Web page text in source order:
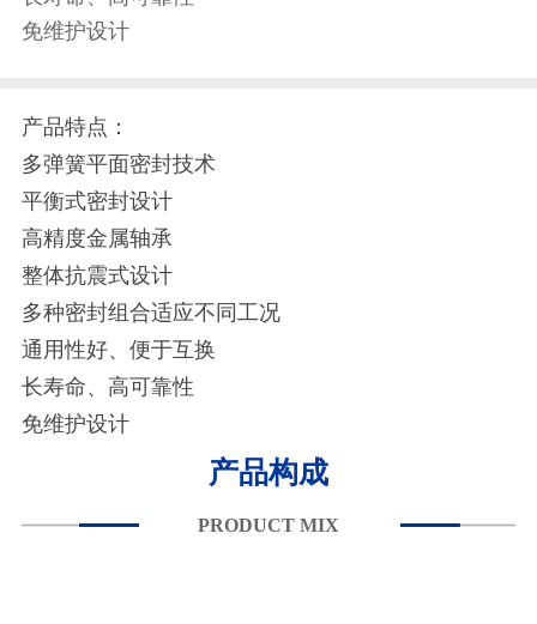
免维护设计
产品特点：
多弹簧平面密封技术
平衡式密封设计
高精度金属轴承
整体抗震式设计
多种密封组合适应不同工况
通用性好、便于互换
长寿命、高可靠性
免维护设计
产品构成
PRODUCT MIX